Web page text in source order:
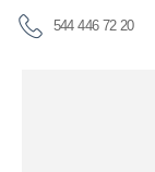
544 446 72 20